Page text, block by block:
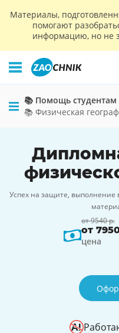
Материалы,
помогают
информацию, но не
📚 Помощь студентам
📚 Физическая
Успех на защите, выполнение
от 9540 р.
от
цена